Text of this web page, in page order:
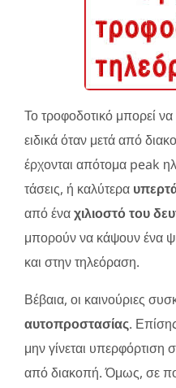
Το τροφοδοτικό μπορεί
ειδικά όταν μετά από
έρχονται απότομα peak
τάσεις, ή καλύτερα
από έναχιλιοστό του
μπορούν να κάψουν ένα
και στην τηλεόραση.
Βέβαια, οι καινούριες
αυτοπροστασίας.
μην γίνεται
από διακοπή. Όμως, σε